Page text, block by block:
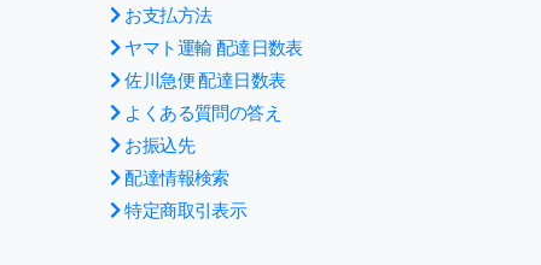
お支払方法
ヤマト運輸 配達日数表
佐川急便 配達日数表
よくある質問の答え
お振込先
配達情報検索
特定商取引表示